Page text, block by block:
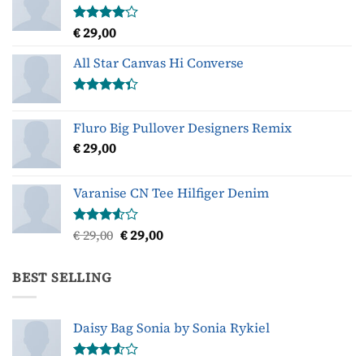
Gewaardeerd
uit
5
€29,00
All Star Canvas Hi Converse
Fluro Big Pullover Designers Remix
€29,00
Varanise CN Tee Hilfiger Denim
Gewaardeerd
uit
€29,00 Oorspronkelijke
€29,00Huidige
BEST SELLING
Daisy Bag Sonia by Sonia Rykiel